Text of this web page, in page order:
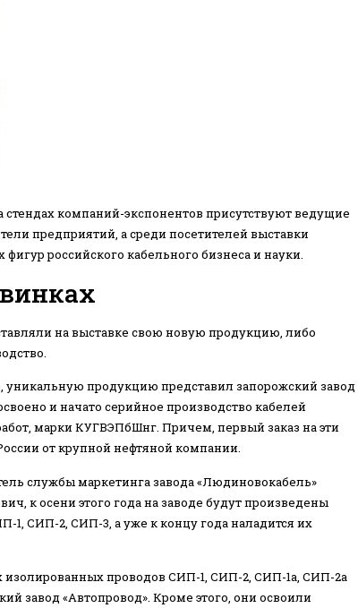
стендах компаний-экспонентов присутствуют ведущие
предприятий, а среди посетителей выставки
российского кабельного бизнеса и науки.
на выставке свою новую продукцию, либо
уникальную продукцию представил запорожский завод
и начато серийное производство кабелей
марки КУГВЭПбШнг. Причем, первый заказ на эти
от крупной нефтяной компании.
службы маркетинга завода «Людиновокабель»
к осени этого года на заводе будут произведены
1, СИП-2, СИП-3, а уже к концу года наладится их
изолированных проводов СИП-1, СИП-2, СИП-1а, СИП-2а
завод «Автопровод». Кроме этого, они освоили